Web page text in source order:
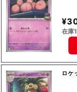
在庫
ロケ